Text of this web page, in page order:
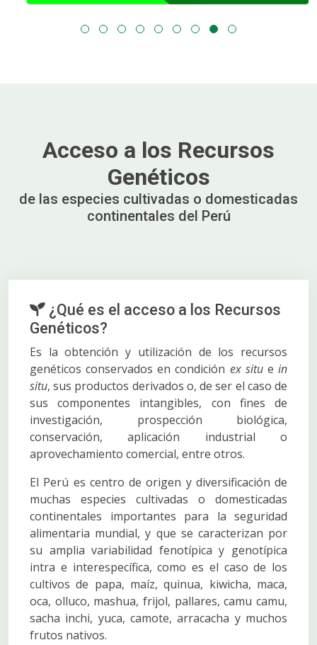
Acceso a los Recursos
Genéticos
de las especies cultivadas o domesticadas
continentales del Perú
¿Qué es el acceso a los Recursos
Genéticos?
Es la obtención y utilización de los recursos
genéticos conservados en condición ex situein
situ, sus productos derivados o, de ser el caso de
sus componentes intangibles, con fines de
investigación, prospección biológica,
conservación, aplicación industrial o
aprovechamiento comercial, entre otros.
El Perú es centro de origen y diversificación de
muchas especies cultivadas o domesticadas
continentales importantes para la seguridad
alimentaria mundial, y que se caracterizan por
su amplia variabilidad fenotípica y genotípica
intra e interespecífica, como es el caso de los
cultivos de papa, maíz, quinua, kiwicha, maca,
oca, olluco, mashua, frijol, pallares, camu camu,
sacha inchi, yuca, camote, arracacha y muchos
frutos nativos.